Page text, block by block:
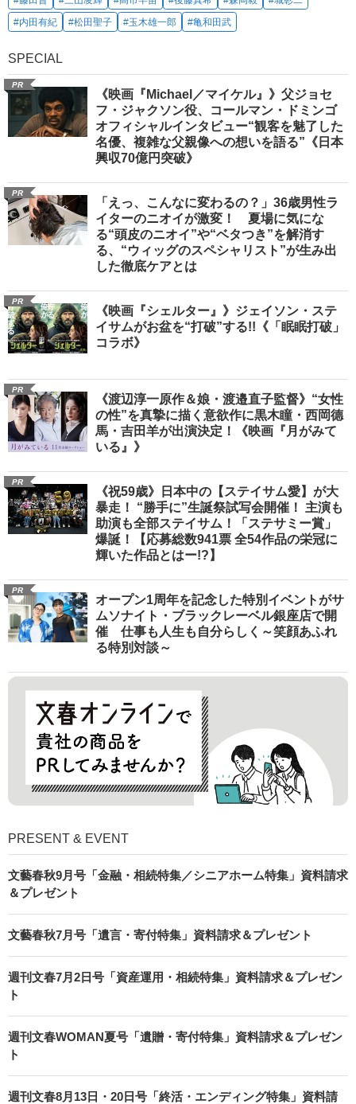
#内田有紀
#松田聖子 #玉木雄一郎 #亀和田武
SPECIAL
PR
《映画『Michael／マイケル』》父ジョセ
フ・ジャクソン役、コールマン・ドミンゴ
オフィシャルインタビュー“観客を魅了した
名優、複雑な父親像への想いを語る”《日本
興収70億円突破》
PR
「えっ、こんなに変わるの？」36歳男性ラ
イターのニオイが激変！ 夏場に気にな
る“頭皮のニオイ”や“ベタつき”を解消す
る、“ウィッグのスペシャリスト”が生み出
した徹底ケアとは
PR
《映画『シェルター』》ジェイソン・ステ
イサムがお盆を“打破”する!!《「眠眠打破」
コラボ》
PR
《渡辺淳一原作＆娘・渡邉直子監督》“女性
の性”を真摯に描く意欲作に黒木瞳・西岡德
馬・吉田羊が出演決定！《映画『月がみて
いる』》
PR
《祝59歳》日本中の【ステイサム愛】が大
暴走！ “勝手に”生誕祭試写会開催！ 主演も
助演も全部ステイサム！「ステサミー賞」
爆誕！【応募総数941票 全54作品の栄冠に
輝いた作品とはー!?】
PR
オープン1周年を記念した特別イベントがサ
ムソナイト・ブラックレーベル銀座店で開
催 仕事も人生も自分らしく～笑顔あふれ
る特別対談～
PRESENT & EVENT
文藝春秋9月号「金融・相続特集／シニアホーム特集」資料請求
＆プレゼント
文藝春秋7月号「遺言・寄付特集」資料請求＆プレゼント
週刊文春7月2日号「資産運用・相続特集」資料請求＆プレゼン
ト
週刊文春WOMAN夏号「遺贈・寄付特集」資料請求＆プレゼン
ト
週刊文春8月13日・20日号「終活・エンディング特集」資料請